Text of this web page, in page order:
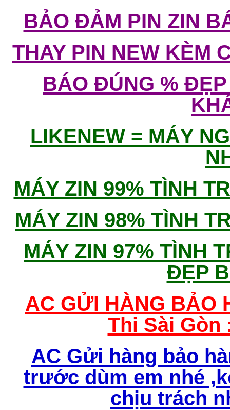
BẢO ĐẢM PIN ZIN
THAY PIN NEW KÈM
BÁO ĐÚNG %
LIKENEW = MÁY
MÁY ZIN 99% TÌNH
MÁY ZIN 98% TÌNH
MÁY ZIN 97% TÌNH
ĐẸP
AC GỬI HÀNG BẢO
Thi Sài Gòn
AC Gửi hàng bảo
trước dùm em nhé
chịu trách